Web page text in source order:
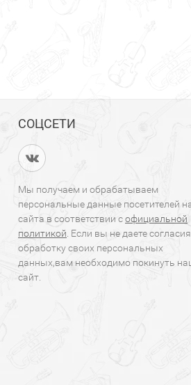
СОЦСЕТИ
Мы получаем и обрабатываем
персональные данные посетителей
сайта в соответствии софициальной
политикой . Если вы не даете
обработку своих персональных
данных,вам необходимо покинуть
сайт.